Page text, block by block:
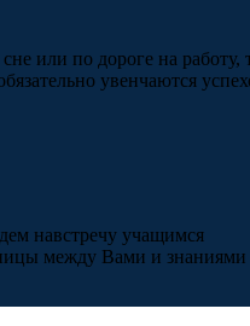
или по дороге на работу,
увенчаются
навстречу учащимся
между Вами и знаниями